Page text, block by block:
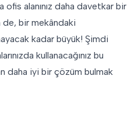
alanınız daha davetkar bir
bir mekândaki
kadar büyük! Şimdi
kullanacağınız bu
daha iyi bir çözüm bulmak